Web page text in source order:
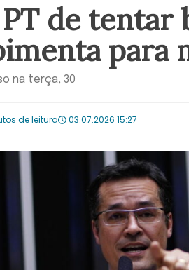
de
para
na terça, 30
de leitura 03.07.2026 15:27